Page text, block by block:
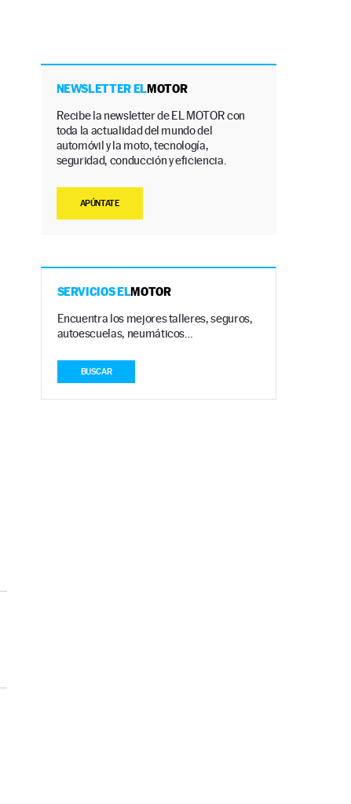
NEWSLETTER ELMOTOR
Recibe la newsletter de EL MOTOR con
toda la actualidad del mundo del
automóvil y la moto, tecnología,
seguridad, conducción y eficiencia.
APÚNTATE
SERVICIOS ELMOTOR
Encuentra los mejores talleres, seguros,
autoescuelas, neumáticos…
BUSCAR